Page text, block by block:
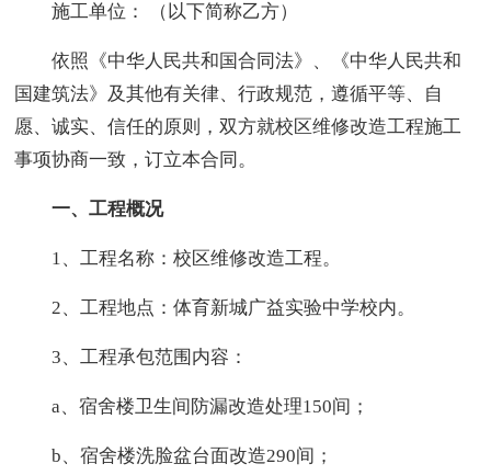
施工单位： （以下简称乙方）
依照《中华人民共和国合同法》、《中华人民共和
国建筑法》及其他有关律、行政规范，遵循平等、自
愿、诚实、信任的原则，双方就校区维修改造工程施工
事项协商一致，订立本合同。
一、工程概况
1、工程名称：校区维修改造工程。
2、工程地点：体育新城广益实验中学校内。
3、工程承包范围内容：
a、宿舍楼卫生间防漏改造处理150间；
b、宿舍楼洗脸盆台面改造290间；